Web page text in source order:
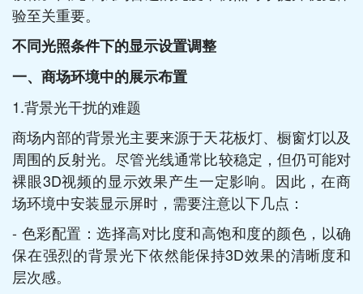
验至关重要。
不同光照条件下的显示设置调整
一、商场环境中的展示布置
1.背景光干扰的难题
商场内部的背景光主要来源于天花板灯、橱窗灯以及
周围的反射光。尽管光线通常比较稳定，但仍可能对
裸眼3D视频的显示效果产生一定影响。因此，在商
场环境中安装显示屏时，需要注意以下几点：
- 色彩配置：选择高对比度和高饱和度的颜色，以确
保在强烈的背景光下依然能保持3D效果的清晰度和
层次感。